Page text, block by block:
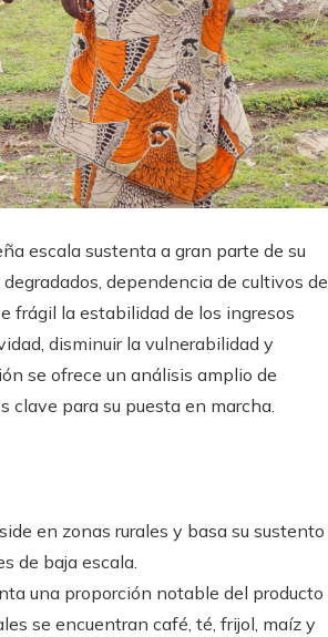
escala sustenta a gran parte de su
dependencia de cultivos de
frágil la estabilidad de los ingresos
disminuir la vulnerabilidad y
se ofrece un análisis amplio de
clave para su puesta en marcha.
en zonas rurales y basa su sustento
de baja escala.
una proporción notable del producto
se encuentran café, té, frijol, maíz y